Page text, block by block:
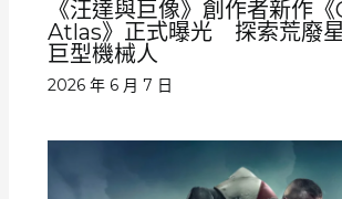
《汪達與巨像》創作者新作
Atlas》正式曝光 探索荒廢
巨型機械人
2026 年 6 月 7 日